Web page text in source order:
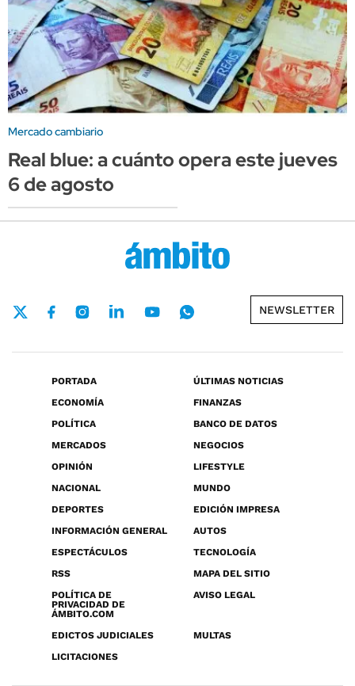
Mercado cambiario
Real blue: a cuánto opera este jueves
6 de agosto
NEWSLETTER
PORTADA
ÚLTIMAS NOTICIAS
ECONOMÍA
FINANZAS
POLÍTICA
BANCO DE DATOS
MERCADOS
NEGOCIOS
OPINIÓN
LIFESTYLE
NACIONAL
MUNDO
DEPORTES
EDICIÓN IMPRESA
INFORMACIÓN GENERAL
AUTOS
ESPECTÁCULOS
TECNOLOGÍA
RSS
MAPA DEL SITIO
POLÍTICA DE
PRIVACIDAD DE
ÁMBITO.COM
AVISO LEGAL
EDICTOS JUDICIALES
MULTAS
LICITACIONES